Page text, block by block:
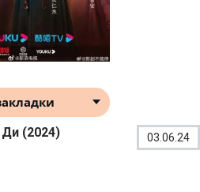
(2024) 03.06.24